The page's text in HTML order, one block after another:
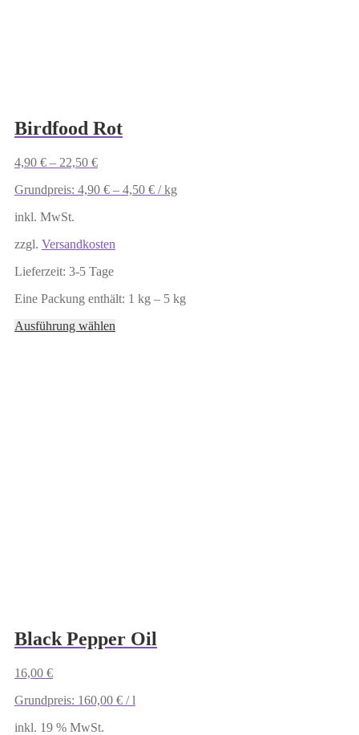
Birdfood Rot
4,90 € – 22,50 €
Grundpreis: 4,90 € – 4,50 € /kg
inkl. MwSt.
zzgl. Versandkosten
Lieferzeit: 3-5 Tage
Eine Packung enthält: 1 kg – 5 kg
Ausführung wählen
Black Pepper Oil
16,00 €
Grundpreis: 160,00 € /l
inkl. 19 % MwSt.